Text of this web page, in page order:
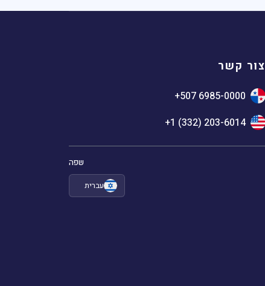
צור קשר
+507 6985-0000
+1 (332) 203-6014
שפה
עברית